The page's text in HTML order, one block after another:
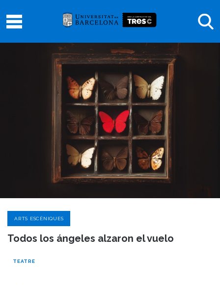
ARTS ESCÈNIQUES
Todos los ángeles alzaron el vuelo
TEATRE